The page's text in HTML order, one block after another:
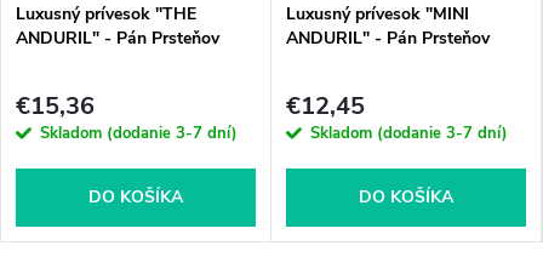
Luxusný prívesok "THE
ANDURIL" - Pán Prsteňov
€15,36
Skladom (dodanie 3-7 dní)
DO KOŠÍKA
Luxusný prívesok "MINI
ANDURIL" - Pán Prsteňov
€12,45
Skladom (dodanie 3-7 dní)
DO KOŠÍKA